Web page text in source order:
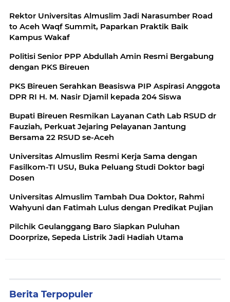
Rektor Universitas Almuslim Jadi Narasumber Road
to Aceh Waqf Summit, Paparkan Praktik Baik
Kampus Wakaf
Politisi Senior PPP Abdullah Amin Resmi Bergabung
dengan PKS Bireuen
PKS Bireuen Serahkan Beasiswa PIP Aspirasi Anggota
DPR RI H. M. Nasir Djamil kepada 204 Siswa
Bupati Bireuen Resmikan Layanan Cath Lab RSUD dr
Fauziah, Perkuat Jejaring Pelayanan Jantung
Bersama 22 RSUD se-Aceh
Universitas Almuslim Resmi Kerja Sama dengan
Fasilkom-TI USU, Buka Peluang Studi Doktor bagi
Dosen
Universitas Almuslim Tambah Dua Doktor, Rahmi
Wahyuni dan Fatimah Lulus dengan Predikat Pujian
Pilchik Geulanggang Baro Siapkan Puluhan
Doorprize, Sepeda Listrik Jadi Hadiah Utama
Berita Terpopuler